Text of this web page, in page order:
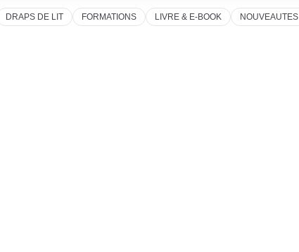
DRAPS DE LIT FORMATIONS LIVRE & E-BOOK NOUVEAUTES